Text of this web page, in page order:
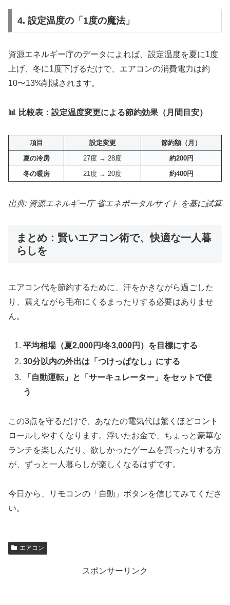
4. 設定温度の「1度の魔法」
資源エネルギー庁のデータによれば、設定温度を夏に1度
上げ、冬に1度下げるだけで、エアコンの消費電力は約
10〜13%削減されます。
📊 比較表：設定温度変更による節約効果（月間目安）
項目 設定変更
節約額（月）
夏の冷房
27度 → 28度
約200円
冬の暖房
21度 → 20度 約400円
出典: 資源エネルギー庁 省エネポータルサイト を基に試算
まとめ：賢いエアコン術で、快適な一人暮
らしを
エアコン代を節約するために、汗をかきながら過ごした
り、震えながら毛布にくるまったりする必要はありませ
ん。
平均相場（夏2,000円/冬3,000円）を目標にする
30分以内の外出は「つけっぱなし」にする
「自動運転」と「サーキュレーター」をセットで使
う
この3点を守るだけで、あなたの電気代は驚くほどコント
ロールしやすくなります。浮いたお金で、ちょっと豪華な
ランチを楽しんだり、欲しかったゲームを買ったりする方
が、ずっと一人暮らしが楽しくなるはずです。
今日から、リモコンの「自動」ボタンを信じてみてくださ
い。
エアコン
スポンサーリンク